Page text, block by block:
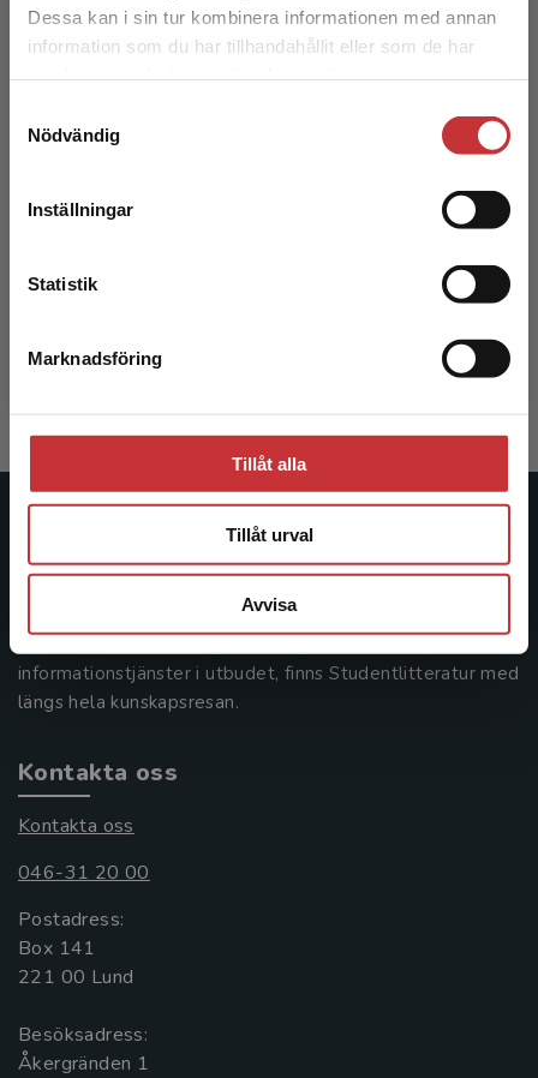
Dessa kan i sin tur kombinera informationen med annan
information som du har tillhandahållit eller som de har
Nödvändig
Inställningar
Statistik
Marknadsföring
Tillåt alla
Tillåt urval
Avvisa
Det verkar som att du besöker
studentlitteratur.se via en enhet utanför Sverige.
Vi erbjuder inte leveranser utanför Sverige. För
att kunna slutföra ett köp måste
232 kr
Exkl. moms: 219 kr
Statsbidrag läromedel
Studentlitteratur
ledande utbildningsförlag. Med läromedel, kurslitteratur,
informationstjänster i utbudet, finns Studentlitteratur med
längs hela kunskapsresan.
Kontakta oss
Kontakta oss
046-31 20 00
Postadress:
Box 141
221 00 Lund
Besöksadress:
Åkergränden 1